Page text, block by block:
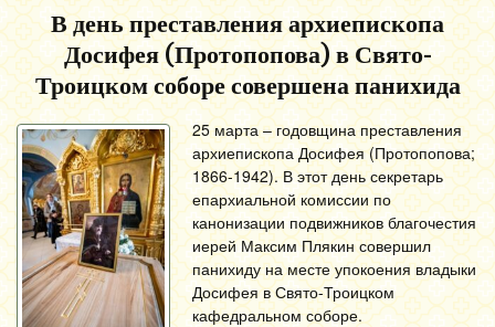
В день преставления архиепископа
Досифея (Протопопова) в Свято-
Троицком соборе совершена панихида
25 марта – годовщина преставления
архиепископа Досифея (Протопопова;
1866-1942). В этот день секретарь
епархиальной комиссии по
канонизации подвижников благочестия
иерей Максим Плякин совершил
панихиду на месте упокоения владыки
Досифея в Свято-Троицком
кафедральном соборе.